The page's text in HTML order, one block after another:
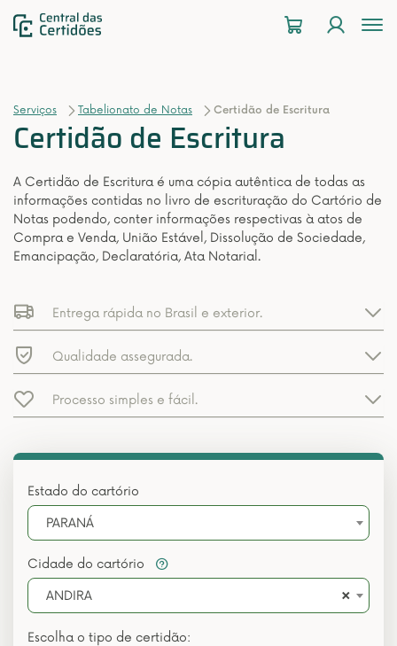
Serviços Tabelionato de Notas Certidão de Escritura
Certidão de Escritura
A Certidão de Escritura é uma cópia autêntica de todas as
informações contidas no livro de escrituração do Cartório de
Notas podendo, conter informações respectivas à atos de
Compra e Venda, União Estável, Dissolução de Sociedade,
Emancipação, Declaratória, Ata Notarial.
Entrega rápida no Brasil e exterior.
Qualidade assegurada.
Processo simples e fácil.
Estado do cartório
PARANÁ
Cidade do cartório
×
ANDIRA
Escolha o tipo de certidão: